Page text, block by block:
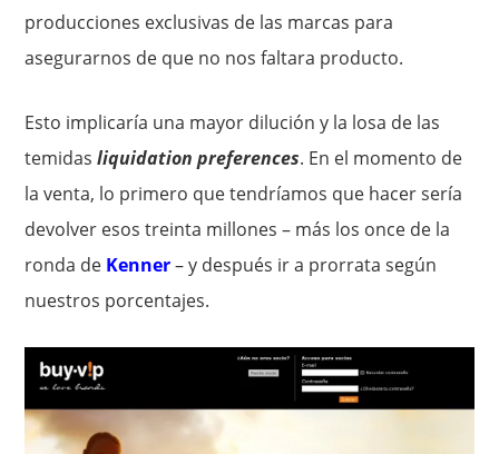
producciones exclusivas de las marcas para
asegurarnos de que no nos faltara producto.
Esto implicaría una mayor dilución y la losa de las
temidasliquidation preferences. En el momento de
la venta, lo primero que tendríamos que hacer sería
devolver esos treinta millones – más los once de la
ronda de Kenner– y después ir a prorrata según
nuestros porcentajes.